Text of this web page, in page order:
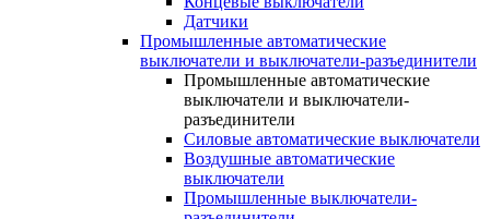
Датчики
Промышленные автоматические
выключатели и выключатели-разъединители
Промышленные автоматические
выключатели и выключатели-
разъединители
Силовые автоматические выключатели
Воздушные автоматические
выключатели
Промышленные выключатели-